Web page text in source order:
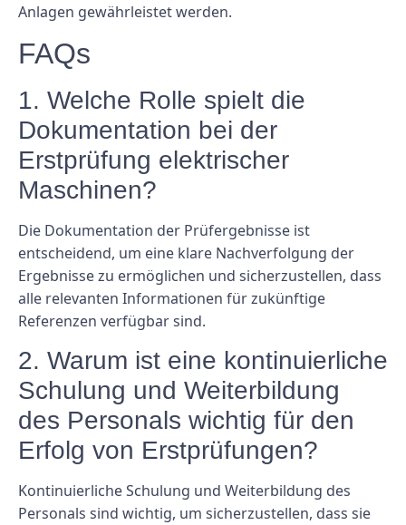
Anlagen gewährleistet werden.
FAQs
1. Welche Rolle spielt die
Dokumentation bei der
Erstprüfung elektrischer
Maschinen?
Die Dokumentation der Prüfergebnisse ist
entscheidend, um eine klare Nachverfolgung der
Ergebnisse zu ermöglichen und sicherzustellen, dass
alle relevanten Informationen für zukünftige
Referenzen verfügbar sind.
2. Warum ist eine kontinuierliche
Schulung und Weiterbildung
des Personals wichtig für den
Erfolg von Erstprüfungen?
Kontinuierliche Schulung und Weiterbildung des
Personals sind wichtig, um sicherzustellen, dass sie